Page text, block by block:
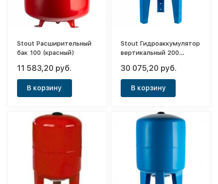
Stout Расширительный
бак 100 (красный)
11 583,20 руб.
В корзину
Stout Гидроаккумулятор
вертикальный 200
30 075,20 руб.
В корзину